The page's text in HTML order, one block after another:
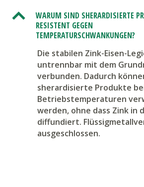
B
WARUM SIND SHERARDISIERTE
RESISTENT GEGEN
TEMPERATURSCHWANKUNGEN?
Die stabilen Zink-Eisen-
untrennbar mit dem
verbunden. Dadurch
sherardisierte Produkte
Betriebstemperaturen
werden, ohne dass Zink in
diffundiert.
ausgeschlossen.